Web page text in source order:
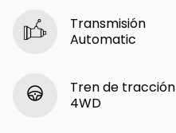
Transmisión
Automatic
Tren de tracción
4WD